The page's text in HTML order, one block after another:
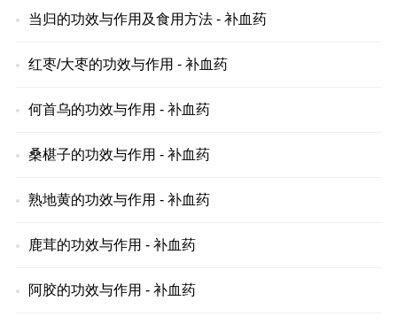
当归的功效与作用及食用方法 - 补血药
红枣/大枣的功效与作用 - 补血药
何首乌的功效与作用 - 补血药
桑椹子的功效与作用 - 补血药
熟地黄的功效与作用 - 补血药
鹿茸的功效与作用 - 补血药
阿胶的功效与作用 - 补血药